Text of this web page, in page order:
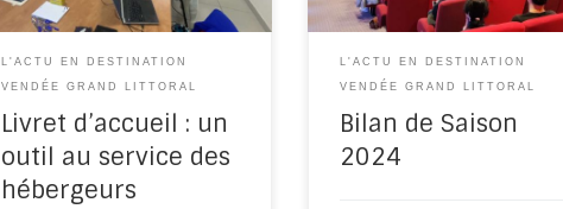
L'ACTU EN DESTINATION
VENDÉE GRAND LITTORAL
Livret d’accueil : un
outil au service des
hébergeurs
L'ACTU EN DESTINATION
VENDÉE GRAND LITTORAL
Bilan de Saison
2024